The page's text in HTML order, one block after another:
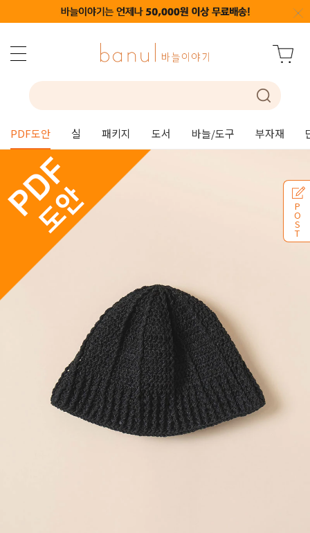
PDF도안 실 패키지 도서 바늘/도구 부자재
P
O
S
T